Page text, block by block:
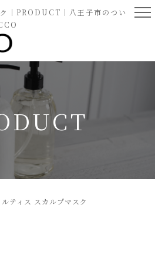
｜PRODUCT｜八王子市のつい
ルティス スカルプマスク